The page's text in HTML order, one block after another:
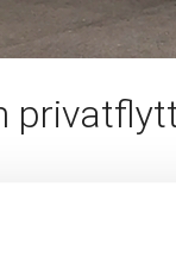
därför är vi